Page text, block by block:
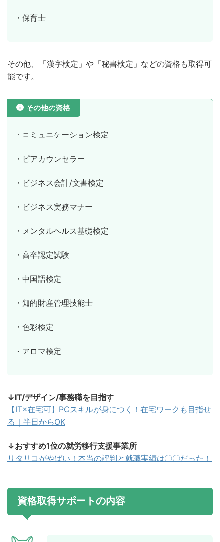
・保育士
その他、「漢字検定」や「秘書検定」などの資格も取得可
能です。
その他の資格
・コミュニケーション検定
・ピアカウンセラー
・ビジネス会計/文書検定
・ビジネス実務マナー
・メンタルヘルス基礎検定
・高卒認定試験
・中国語検定
・知的財産管理技能士
・色彩検定
・アロマ検定
↓IT/デザイン/事務職を目指す
【IT×在宅可】PCスキルが身につく！在宅ワークも目指せ
る｜半日からOK
↓おすすめ1位の就労移行支援事業所
リタリコがやばい！本当の評判と就職実績は〇〇だった！
資格取得サポートの内容